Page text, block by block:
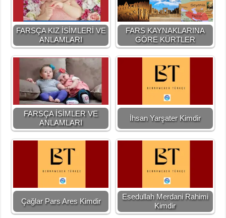
FARSÇA KIZ İSİMLERİ VE
ANLAMLARI
FARS KAYNAKLARINA
GÖRE KÜRTLER
FARSÇA İSİMLER VE
ANLAMLARI
İhsan Yarşater Kimdir
Çağlar Pars Ares Kimdir
Esedullah Merdani Rahimi
Kimdir